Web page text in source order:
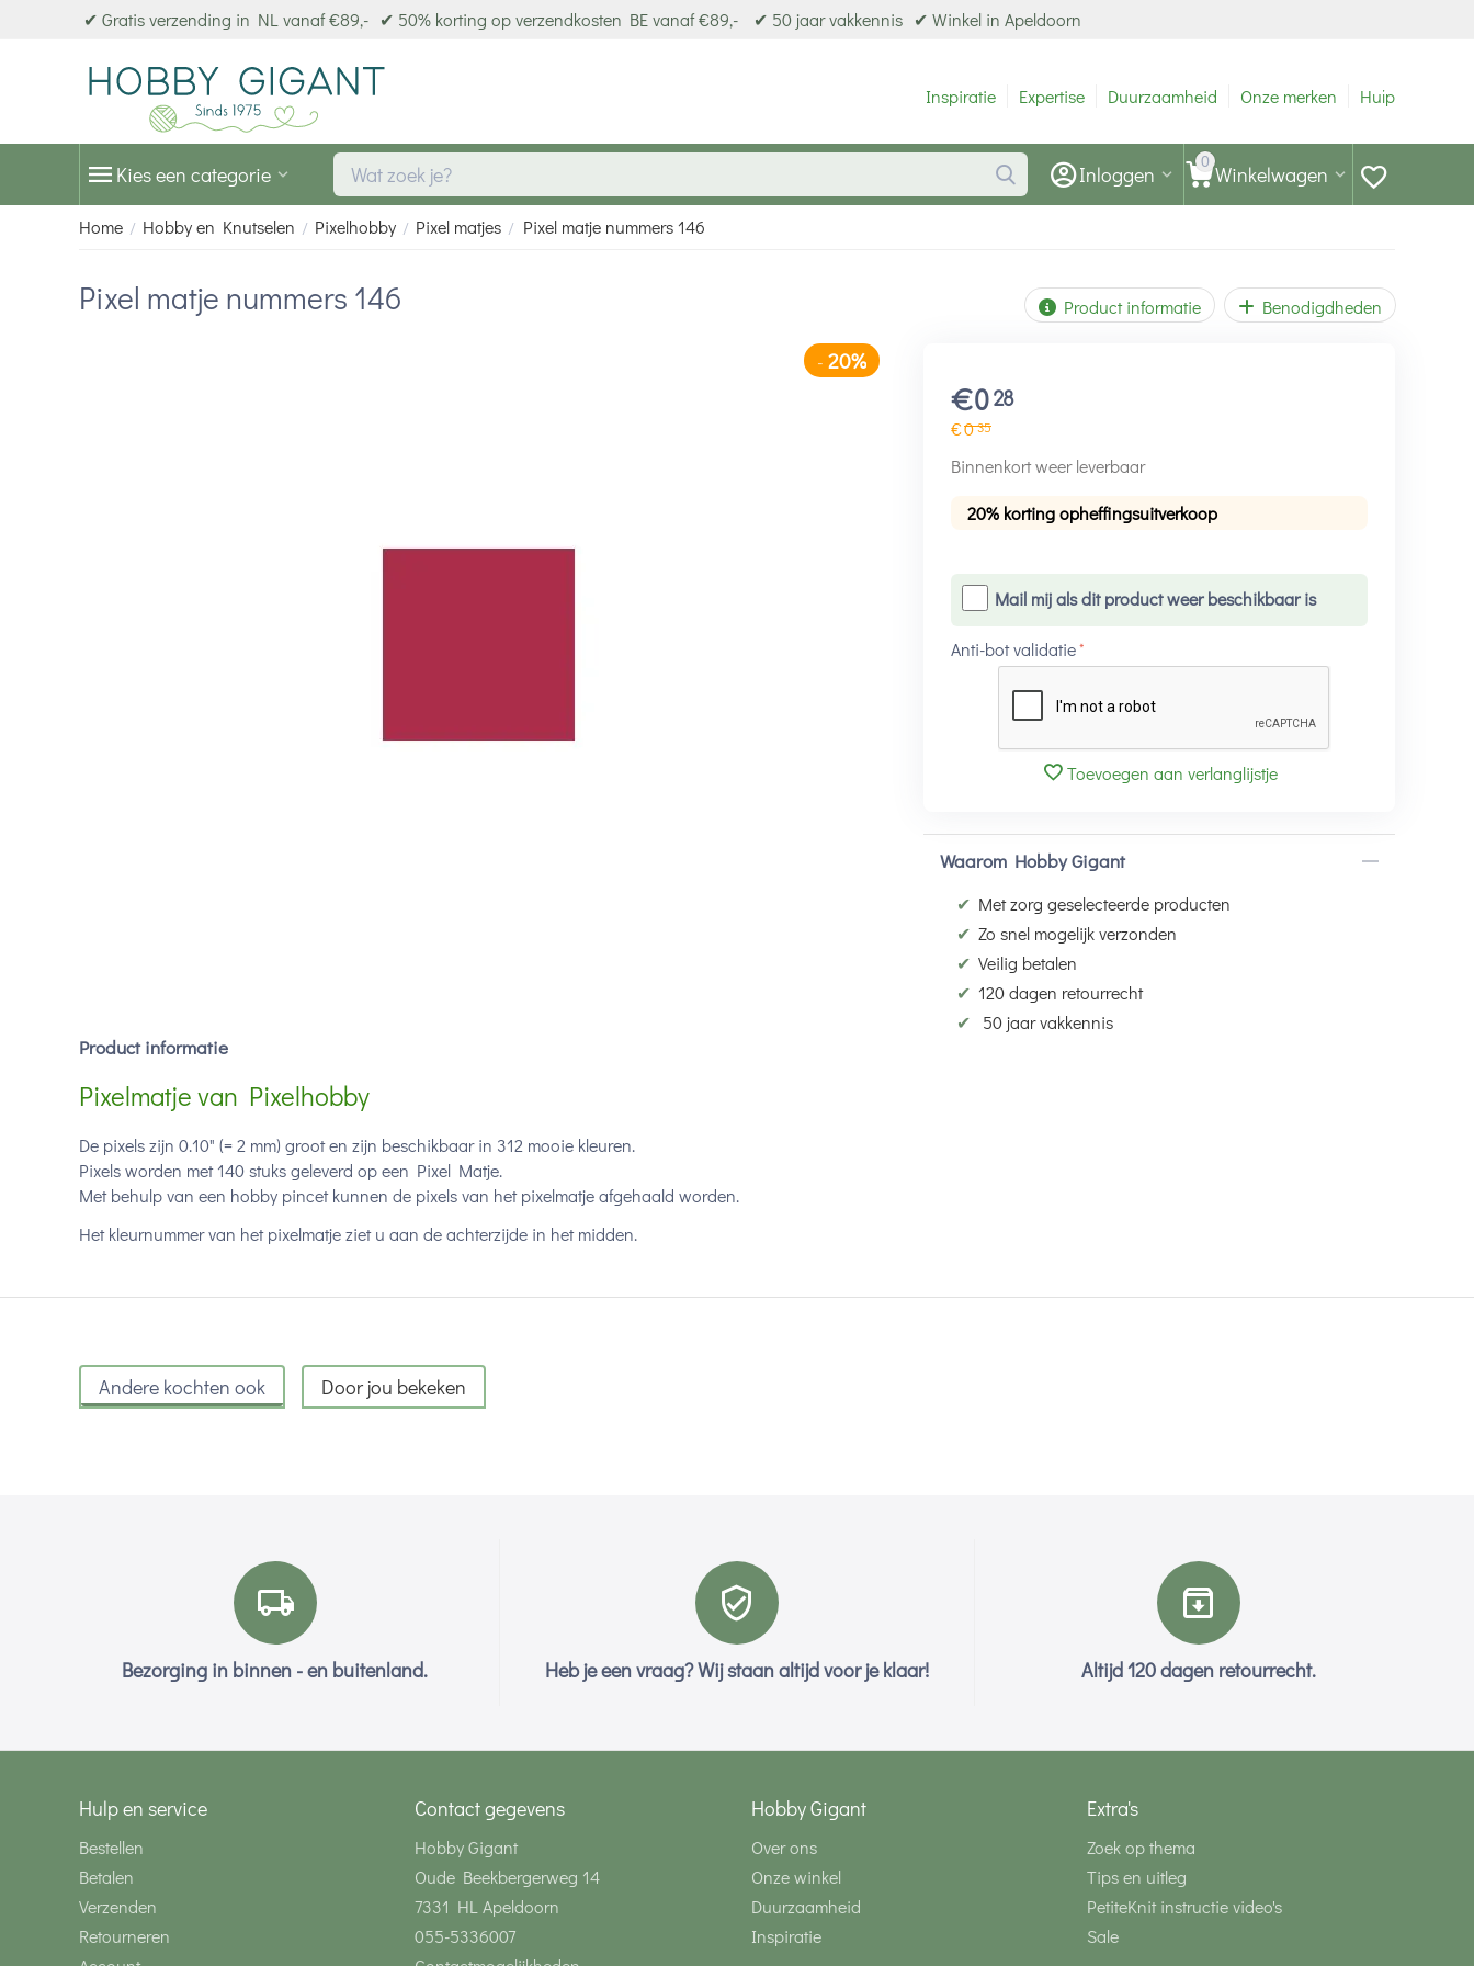
✔ Gratis verzending in NL vanaf €89,- ✔ 50% korting op verzendkosten BE vanaf €89,- ✔ 50 jaar vakkennis ✔ Winkel in Apeldoorn
Inspiratie Expertise Duurzaamheid Onze merken Hulp
Kies een categorie 0 Winkelwagen
Inloggen
Home / Hobby en Knutselen / Pixelhobby / Pixel matjes / Pixel matje nummers 146
Pixel matje nummers 146 Product informatie Benodigdheden
€0 28
€035
Binnenkort weer leverbaar
20% korting opheffingsuitverkoop
Mail mij als dit product weer beschikbaar is
Anti-bot validatie
Toevoegen aan verlanglijstje
Waarom Hobby Gigant
✔ Met zorg geselecteerde producten
✔ Zo snel mogelijk verzonden
✔ Veilig betalen
✔ 120 dagen retourrecht
✔
50 jaar vakkennis
Product informatie
Pixelmatje van Pixelhobby
De pixels zijn 0.10" (= 2 mm) groot en zijn beschikbaar in 312 mooie kleuren.
Pixels worden met 140 stuks geleverd op een Pixel Matje.
Met behulp van een hobby pincet kunnen de pixels van het pixelmatje afgehaald worden.
Het kleurnummer van het pixelmatje ziet u aan de achterzijde in het midden.
Andere kochten ook Door jou bekeken
Bezorging in binnen - en buitenland. Heb je een vraag? Wij staan altijd voor je klaar! Altijd 120 dagen retourrecht.
Hulp en service
Bestellen
Betalen
Verzenden
Retourneren
Contact gegevens
Hobby Gigant
Oude Beekbergerweg 14
7331 HL Apeldoorn
055-5336007
Hobby Gigant
Over ons
Onze winkel
Duurzaamheid
Inspiratie
Extra's
Zoek op thema
Tips en uitleg
PetiteKnit instructie video's
Sale